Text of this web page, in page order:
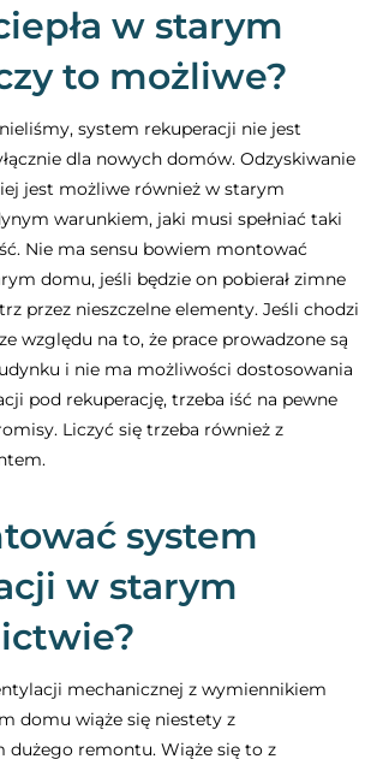
w starym
to możliwe?
system rekuperacji nie jest
dla nowych domów. Odzyskiwanie
jest możliwe również w starym
warunkiem, jaki musi spełniać taki
Nie ma sensu bowiem montować
domu, jeśli będzie on pobierał zimne
przez nieszczelne elementy. Jeśli chodzi
względu na to, że prace prowadzone są
i nie ma możliwości dostosowania
pod rekuperację, trzeba iść na pewne
Liczyć się trzeba również z
system
w starym
mechanicznej z wymiennikiem
domu wiąże się niestety z
dużego remontu. Wiąże się to z